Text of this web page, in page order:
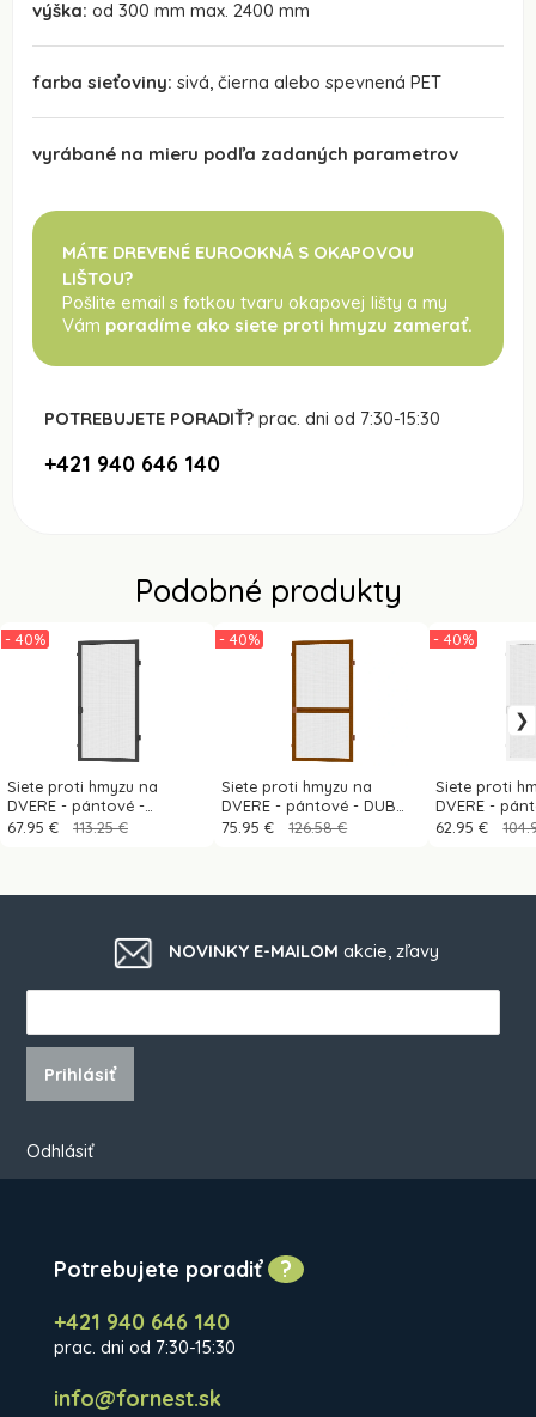
výška: od 300 mm max. 2400 mm
farba sieťoviny: sivá, čierna alebo spevnená PET
vyrábané na mieru podľa zadaných parametrov
MÁTE DREVENÉ EUROOKNÁ S OKAPOVOU
LIŠTOU?
Pošlite email s fotkou tvaru okapovej lišty a my
Vám poradíme ako siete proti hmyzu zamerať.
POTREBUJETE PORADIŤ? prac. dni od 7:30-15:30
+421 940 646 140
Podobné produkty
Siete proti hmyzu na
DVERE - pántové -
ANTRACIT - RAL 7016 - bez
- 40%
67.95 € 113.25 €
Siete proti hmyzu na
DVERE - pántové - DUB
ZLATÝ - drevoimitácia - s
- 40%
75.95 € 126.58 €
Siete proti
DVERE -
RAL 9016 - s
- 40%
62.95 €
NOVINKY E-MAILOM akcie, zľavy
Prihlásiť
Odhlásiť
Potrebujete poradiť?
+421 940 646 140
prac. dni od 7:30-15:30
info@fornest.sk